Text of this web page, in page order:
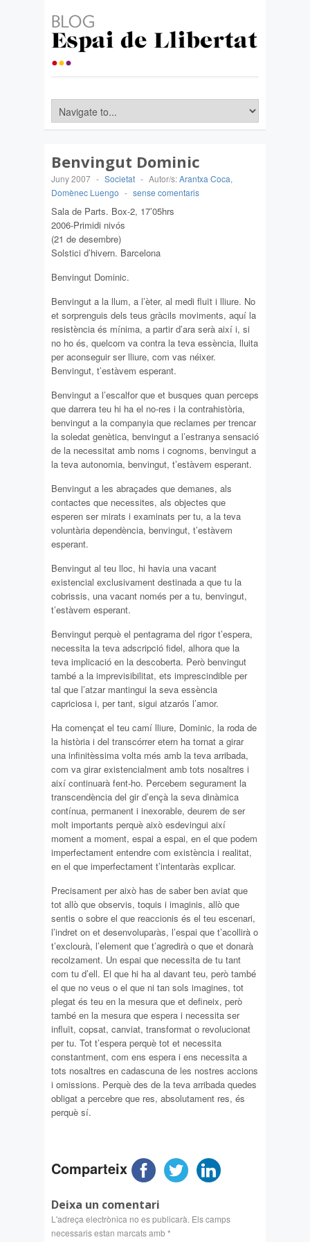
Benvingut Dominic
Juny 2007 - Societat - Autor/s:Arantxa Coca,
Domènec Luengo - sense comentaris
Sala de Parts. Box-2, 17’05hrs
2006-Primidi nivós
(21 de desembre)
Solstici d’hivern. Barcelona
Benvingut Dominic.
Benvingut a la llum, a l’èter, al medi fluït i lliure. No
et sorprenguis dels teus gràcils moviments, aquí la
resistència és mínima, a partir d’ara serà així i, si
no ho és, quelcom va contra la teva essència, lluita
per aconseguir ser lliure, com vas néixer.
Benvingut, t’estàvem esperant.
Benvingut a l’escalfor que et busques quan perceps
que darrera teu hi ha el no-res i la contrahistòria,
benvingut a la companyia que reclames per trencar
la soledat genètica, benvingut a l’estranya sensació
de la necessitat amb noms i cognoms, benvingut a
la teva autonomia, benvingut, t’estàvem esperant.
Benvingut a les abraçades que demanes, als
contactes que necessites, als objectes que
esperen ser mirats i examinats per tu, a la teva
voluntària dependència, benvingut, t’estàvem
esperant.
Benvingut al teu lloc, hi havia una vacant
existencial exclusivament destinada a que tu la
cobrissis, una vacant només per a tu, benvingut,
t’estàvem esperant.
Benvingut perquè el pentagrama del rigor t’espera,
necessita la teva adscripció fidel, alhora que la
teva implicació en la descoberta. Però benvingut
també a la imprevisibilitat, ets imprescindible per
tal que l’atzar mantingui la seva essència
capriciosa i, per tant, sigui atzarós l’amor.
Ha començat el teu camí lliure, Dominic, la roda de
la història i del transcórrer etern ha tornat a girar
una infinitèssima volta més amb la teva arribada,
com va girar existencialment amb tots nosaltres i
així continuarà fent-ho. Percebem segurament la
transcendència del gir d’ençà la seva dinàmica
contínua, permanent i inexorable, deurem de ser
molt importants perquè això esdevingui així
moment a moment, espai a espai, en el que podem
imperfectament entendre com existència i realitat,
en el que imperfectament t’intentaràs explicar.
Precisament per això has de saber ben aviat que
tot allò que observis, toquis i imaginis, allò que
sentis o sobre el que reaccionis és el teu escenari,
l’indret on et desenvoluparàs, l’espai que t’acollirà o
t’exclourà, l’element que t’agredirà o que et donarà
recolzament. Un espai que necessita de tu tant
com tu d’ell. El que hi ha al davant teu, però també
el que no veus o el que ni tan sols imagines, tot
plegat és teu en la mesura que et defineix, però
també en la mesura que espera i necessita ser
influït, copsat, canviat, transformat o revolucionat
per tu. Tot t’espera perquè tot et necessita
constantment, com ens espera i ens necessita a
tots nosaltres en cadascuna de les nostres accions
i omissions. Perquè des de la teva arribada quedes
obligat a percebre que res, absolutament res, és
perquè sí.
Comparteix
Deixa un comentari
L'adreça electrònica no es publicarà. Els camps
necessaris estan marcats amb*